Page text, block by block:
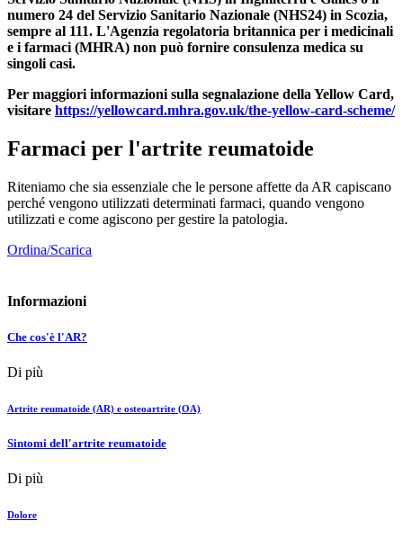
numero 24 del Servizio Sanitario Nazionale (NHS24) in Scozia,
sempre al 111. L'Agenzia regolatoria britannica per i medicinali
e i farmaci (MHRA) non può fornire consulenza medica su
singoli casi.
Per maggiori informazioni sulla segnalazione della Yellow Card,
visitare https://yellowcard.mhra.gov.uk/the-yellow-card-scheme/
Farmaci per l'artrite reumatoide
Riteniamo che sia essenziale che le persone affette da AR capiscano
perché vengono utilizzati determinati farmaci, quando vengono
utilizzati e come agiscono per gestire la patologia.
Ordina/Scarica
Informazioni
Che cos'è l'AR?
Di più
Artrite reumatoide (AR) e osteoartrite (OA)
Sintomi dell'artrite reumatoide
Di più
Dolore